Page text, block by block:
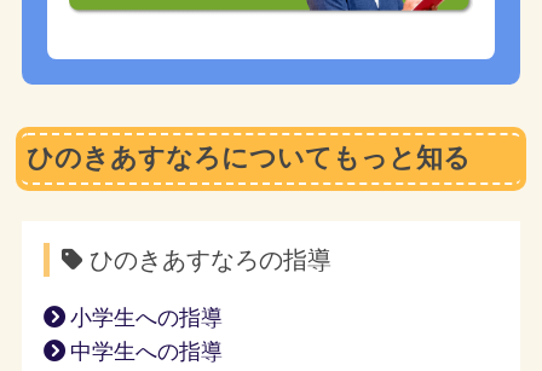
ひのきあすなろについてもっと知る
ひのきあすなろの指導
小学生への指導
中学生への指導